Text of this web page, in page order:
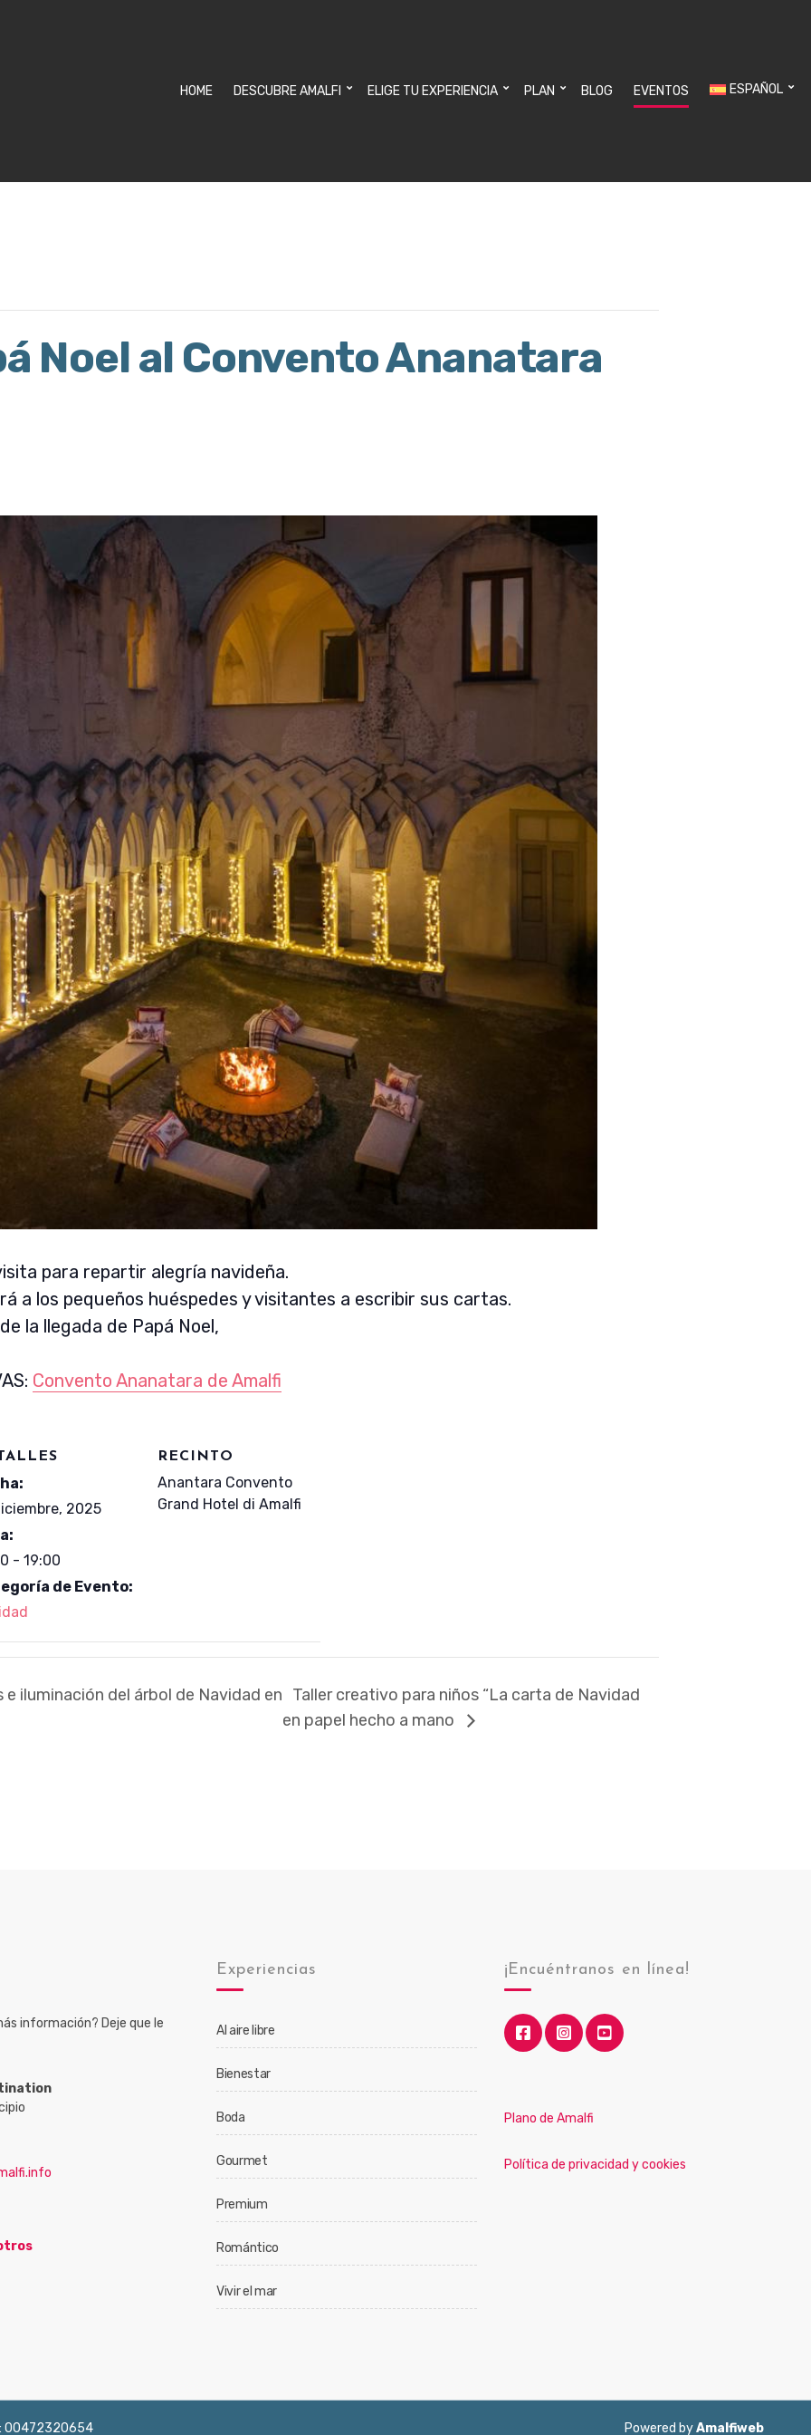
HOME DESCUBRE AMALFI ELIGE TU EXPERIENCIA PLAN BLOG EVENTOS ESPAÑOL
Noel al Convento Ananatara
para repartir alegría navideña.
a los pequeños huéspedes y visitantes a escribir sus cartas.
la llegada de Papá Noel,
Convento Ananatara de Amalfi
2025
- 19:00
de Evento:
RECINTO
Anantara Convento
Grand Hotel di Amalfi
iluminación del árbol de Navidad en Taller creativo para niños “La carta de Navidad
en papel hecho a mano
información? Deje que le
Experiencias
Al aire libre
Bienestar
Boda
Gourmet
Premium
Romántico
Vivir el mar
¡Encuéntranos en línea!
Plano de Amalfi
Política de privacidad y cookies
00472320654 Powered byAmalfiweb